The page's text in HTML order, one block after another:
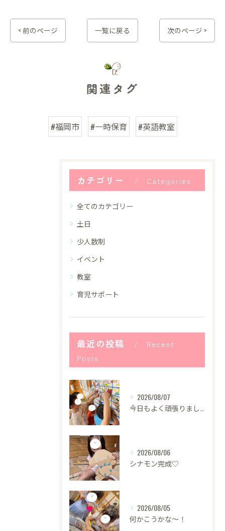
< 前のページ 一覧に戻る 次のページ >
関連タグ
#福岡市 #一時保育 #英語教室
カテゴリー Categories
全てのカテゴリー
土日
少人数制
イベント
教室
育児サポート
最近の投稿
Recent
Posts
2026/08/07
2026/08/06
シナモン完成♡
2026/08/05
何かこうかな〜！